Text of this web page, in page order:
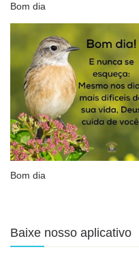
Bom dia
Bom dia
Baixe nosso aplicativo